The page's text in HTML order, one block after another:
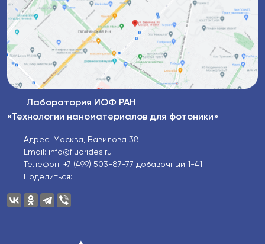
Лаборатория ИОФ РАН
«Технологии наноматериалов для фотоники»
Адрес: Москва, Вавилова 38
Email: info@fluorides.ru
Телефон: +7 (499) 503-87-77 добавочный 1-41
Поделиться: